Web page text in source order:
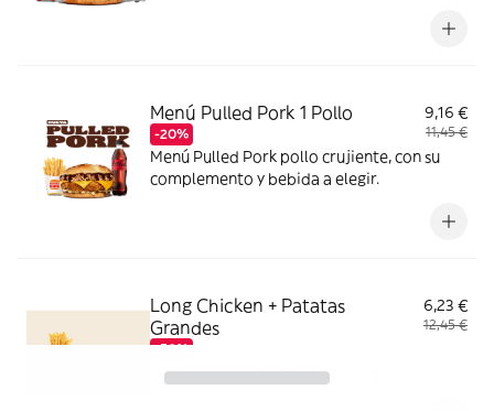
Menú Pulled Pork 1 Pollo
-20%
9,16 €
11,45 €
Menú Pulled Pork pollo crujiente, con su
complemento y bebida a elegir.
Long Chicken + Patatas
Grandes
-50%
6,23 €
12,45 €
Long Chicken + Patatas Grandes